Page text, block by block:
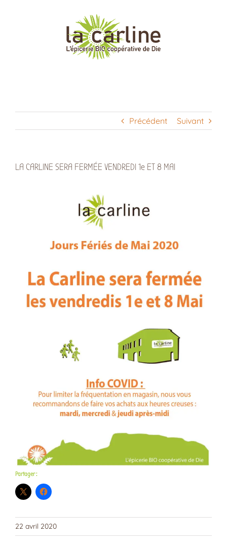
Précédent Suivant
LA CARLINE SERA FERMÉE VENDREDI 1e ET 8 MAI
Partager :
22 avril 2020